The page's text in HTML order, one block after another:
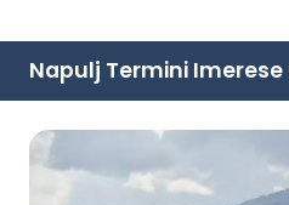
Napulj Termini